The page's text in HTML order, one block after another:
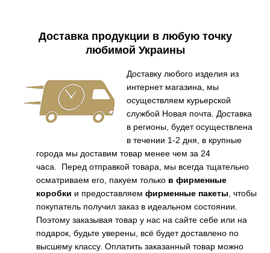
Доставка продукции в любую точку
любимой Украины
Доставку любого изделия из
интернет магазина, мы
осуществляем курьерской
службой Новая почта. Доставка
в регионы, будет осуществлена
в течении 1-2 дня, в крупные
города мы доставим товар менее чем за 24
часа.
Перед отправкой товара, мы всегда тщательно
осматриваем его, пакуем только в фирменные
коробки и предоставляем фирменные пакеты , чтобы
покупатель получил заказ в идеальном состоянии.
Поэтому заказывая товар у нас на сайте себе или на
подарок, будьте уверены, всё будет доставлено по
высшему классу. Оплатить заказанный товар можно